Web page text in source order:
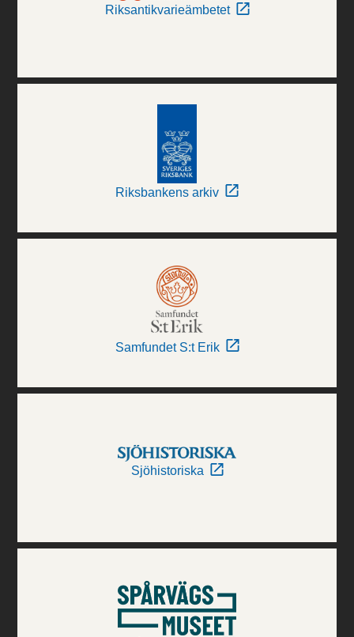
Riksantikvarieämbetet
Riksbankens arkiv
Samfundet S:t Erik
Sjöhistoriska